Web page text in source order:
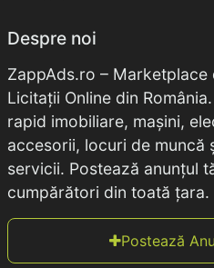
Despre noi
ZappAds.ro – Marketplace
Licitații Online din
rapid imobiliare, mașini,
accesorii, locuri de muncă
servicii. Postează anunțul
cumpărători din toată țara.
Postează